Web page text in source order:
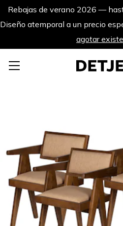
Rebajas de verano 2026 —
Diseño atemporal a un precio
agotar
Sets de productos
Conjunto de 4 Silla de oficina